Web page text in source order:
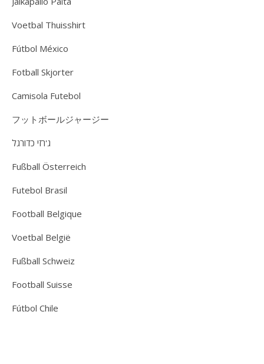
Voetbal Thuisshirt
Fútbol México
Fotball Skjorter
Camisola Futebol
フットボールジャージー
ג'רזי כדורגל
Fußball Österreich
Futebol Brasil
Football Belgique
Voetbal België
Fußball Schweiz
Football Suisse
Fútbol Chile